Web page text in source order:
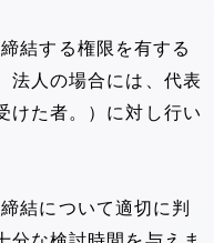
結する権限を有する
法人の場合には、代表
けた者。）に対し行い
結について適切に判